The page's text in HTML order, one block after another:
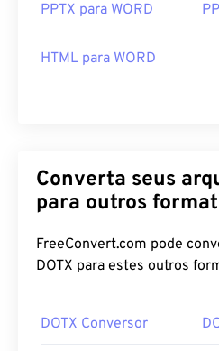
PPTX para WORD
HTML para WORD
Converta seus
para outros
FreeConvert.com pode
DOTX para estes outros
DOTX Conversor